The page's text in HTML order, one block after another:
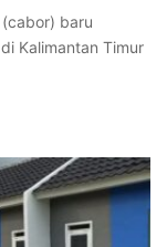
baru
Kalimantan Timur